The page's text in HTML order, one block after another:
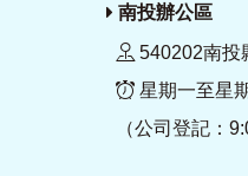
南投辦公區
540202南投
星期一至星
（公司登記：